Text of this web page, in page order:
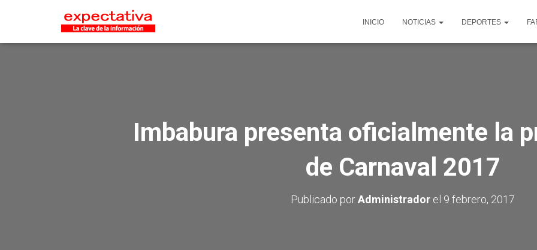
INICIO NOTICIAS DEPORTES
Imbabura presenta oficialmente la
de Carnaval 2017
Publicado porAdministrador el 9 febrero, 2017